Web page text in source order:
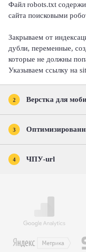
Файл robots.txt
сайта поисковыми
Закрываем от
дубли, переменные,
которые не должны
Указываем ссылку на
2 Верстка для
3
4 ЧПУ-url